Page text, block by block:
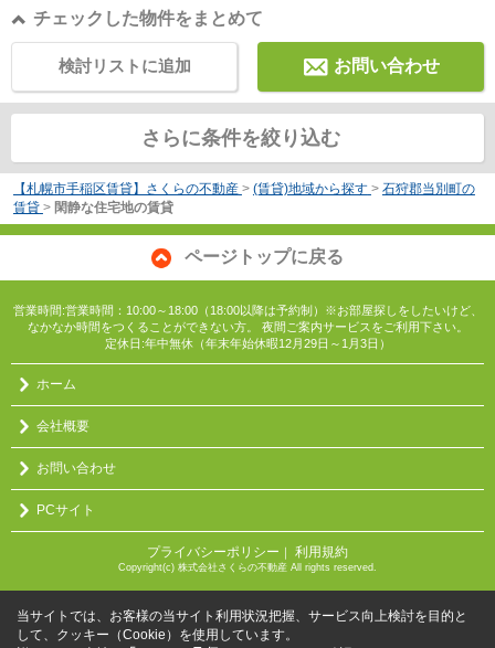
チェックした物件をまとめて
お問い合わせ
検討リストに追加
さらに条件を絞り込む
【札幌市手稲区賃貸】さくらの不動産 > (賃貸)地域から探す > 石狩郡当別町の
賃貸 > 閑静な住宅地の賃貸
ページトップに戻る
営業時間:営業時間：10:00～18:00（18:00以降は予約制）※お部屋探しをしたいけど、
なかなか時間をつくることができない方。 夜間ご案内サービスをご利用下さい。
定休日:年中無休（年末年始休暇12月29日～1月3日）
ホーム
会社概要
お問い合わせ
PCサイト
プライバシーポリシー ｜ 利用規約
Copyright(c) 株式会社さくらの不動産 All rights reserved.
当サイトでは、お客様の当サイト利用状況把握、サービス向上検討を目的と
して、クッキー（Cookie）を使用しています。